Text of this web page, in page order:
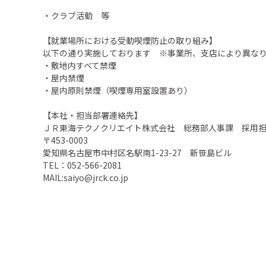
・クラブ活動 等
【就業場所における受動喫煙防止の取り組み】
以下の通り実施しております ※事業所、支店により異な
・敷地内すべて禁煙
・屋内禁煙
・屋内原則禁煙（喫煙専用室設置あり）
【本社・担当部署連絡先】
ＪＲ東海テクノクリエイト株式会社 総務部人事課 採用
〒453-0003
愛知県名古屋市中村区名駅南1-23-27 新笹島ビル
TEL：052-566-2081
MAIL:saiyo@jrck.co.jp